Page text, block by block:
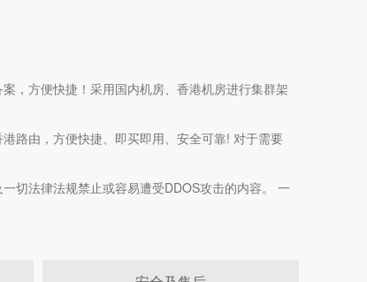
，方便快捷！采用国内机房、香港机房进行集群架
路由，方便快捷、即买即用、安全可靠! 对于需要
切法律法规禁止或容易遭受DDOS攻击的内容。 一